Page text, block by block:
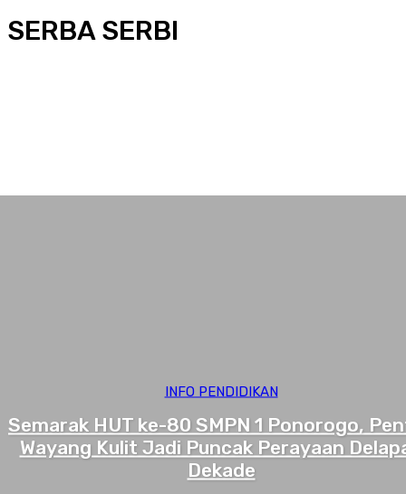
SERBA SERBI
INFO PENDIDIKAN
Semarak HUT ke-80 SMPN 1 Ponorogo,
Wayang Kulit Jadi Puncak Perayaan
Dekade